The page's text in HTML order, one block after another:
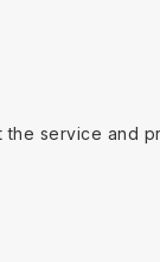
the service and